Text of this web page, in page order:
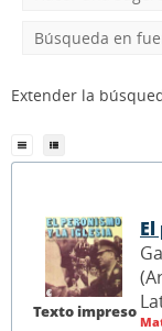
Búsqueda en
Extender la
Texto impreso